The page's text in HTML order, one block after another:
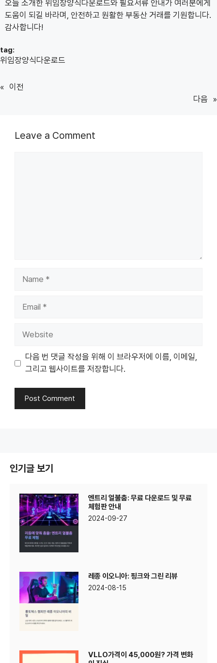
오늘 소개한 위임장양식다운로드와 필요서류 안내가 여러분에게
도움이 되길 바라며, 안전하고 원활한 부동산 거래를 기원합니다.
감사합니다!
tag:
위임장양식다운로드
« 이전
다음 »
Leave a Comment
다음 번 댓글 작성을 위해 이 브라우저에 이름, 이메일,
그리고 웹사이트를 저장합니다.
인기글 보기
엔트리 얼불춤: 무료 다운로드 및 무료
체험판 안내
2024-09-27
레종 이오니아: 핑크와 그린 리뷰
2024-08-15
VLLO가격이 45,000원? 가격 변화